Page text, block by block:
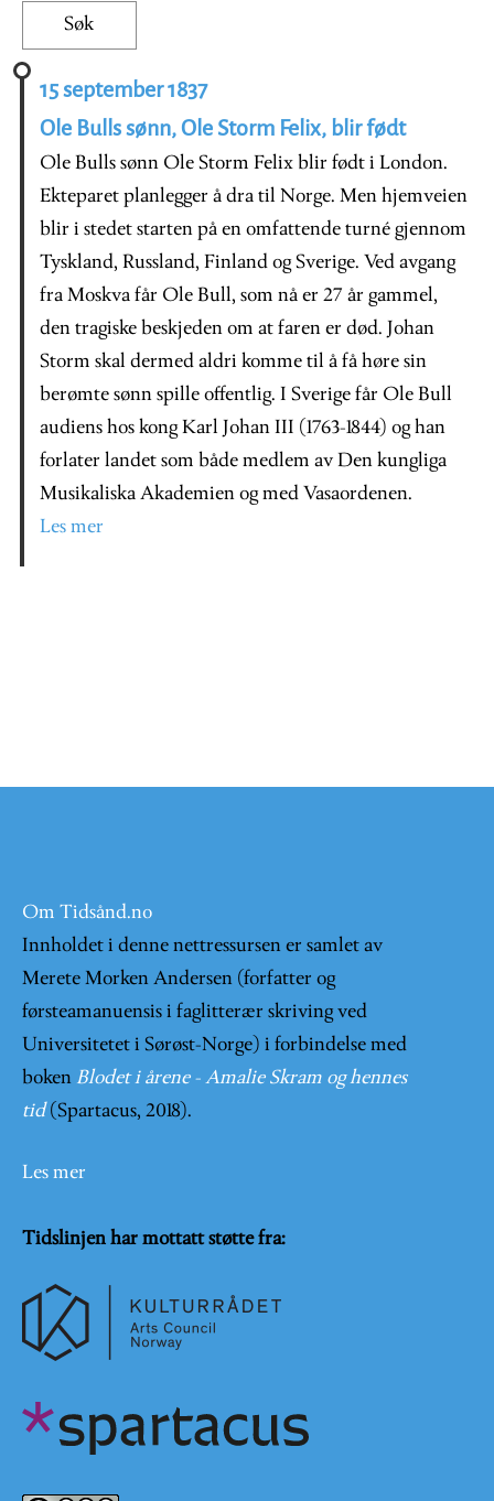
15 september 1837
Ole Bulls sønn, Ole Storm Felix, blir født
Ole Bulls sønn Ole Storm Felix blir født i London.
Ekteparet planlegger å dra til Norge. Men hjemveien
blir i stedet starten på en omfattende turné gjennom
Tyskland, Russland, Finland og Sverige. Ved avgang
fra Moskva får Ole Bull, som nå er 27 år gammel,
den tragiske beskjeden om at faren er død. Johan
Storm skal dermed aldri komme til å få høre sin
berømte sønn spille offentlig. I Sverige får Ole Bull
audiens hos kong Karl Johan III (1763-1844) og han
forlater landet som både medlem av Den kungliga
Musikaliska Akademien og med Vasaordenen.
Les mer
Om Tidsånd.no
Innholdet i denne nettressursen er samlet av
Merete Morken Andersen (forfatter og
førsteamanuensis i faglitterær skriving ved
Universitetet i Sørøst-Norge) i forbindelse med
boken Blodet i årene - Amalie Skram og hennes
tid (Spartacus, 2018).
Les mer
Tidslinjen har mottatt støtte fra: